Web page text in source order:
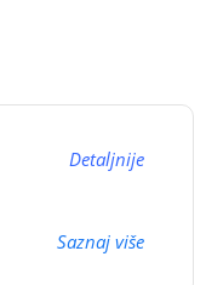
Detaljnije
Saznaj više